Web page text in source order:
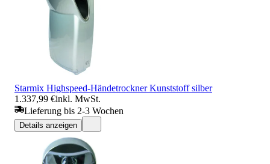
Starmix Highspeed-Händetrockner Kunststoff silber
1.337,99 €inkl. MwSt.
Lieferung bis 2-3 Wochen
Details anzeigen